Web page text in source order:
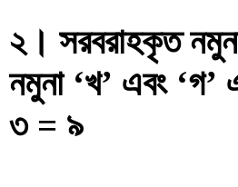
২। সরবরাহকৃত
নমুনা ‘খ’ এবং
৩ = ৯